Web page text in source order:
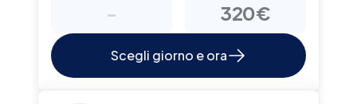
- 320€
Scegli giorno e ora